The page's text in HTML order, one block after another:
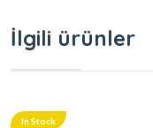
İlgili ürünler
In Stock